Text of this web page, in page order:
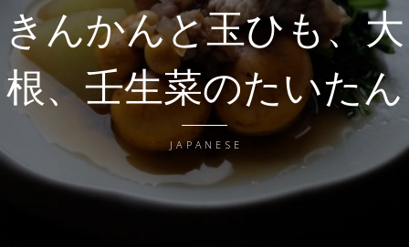
きんかんと玉ひも、大
根、壬生菜のたいたん
JAPANESE